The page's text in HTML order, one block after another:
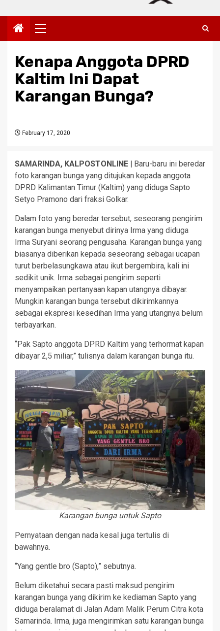
Primary
Menu
Kenapa Anggota DPRD
Kaltim Ini Dapat
Karangan Bunga?
February 17, 2020
SAMARINDA, KALPOSTONLINE |
Baru-baru ini beredar
foto karangan bunga yang ditujukan kepada anggota
DPRD Kalimantan Timur (Kaltim) yang diduga Sapto
Setyo Pramono dari fraksi Golkar.
Dalam foto yang beredar tersebut, seseorang pengirim
karangan bunga menyebut dirinya Irma yang diduga
Irma Suryani seorang pengusaha. Karangan bunga yang
biasanya diberikan kepada seseorang sebagai ucapan
turut berbelasungkawa atau ikut bergembira, kali ini
sedikit unik. Irma sebagai pengirim seperti
menyampaikan pertanyaan kapan utangnya dibayar.
Mungkin karangan bunga tersebut dikirimkannya
sebagai ekspresi kesedihan Irma yang utangnya belum
terbayarkan.
“Pak Sapto anggota DPRD Kaltim yang terhormat kapan
dibayar 2,5 miliar,” tulisnya dalam karangan bunga itu.
Karangan bunga untuk Sapto
Pernyataan dengan nada kesal juga tertulis di
bawahnya.
“Yang gentle bro (Sapto),” sebutnya.
Belum diketahui secara pasti maksud pengirim
karangan bunga yang dikirim ke kediaman Sapto yang
diduga beralamat di Jalan Adam Malik Perum Citra kota
Samarinda. Irma, juga mengirimkan satu karangan bunga